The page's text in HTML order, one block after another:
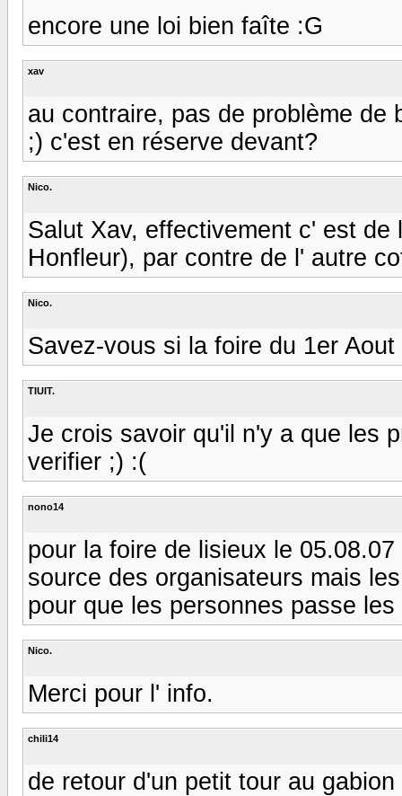
encore une loi bien faîte :G
xav
au contraire, pas de problème de
;) c'est en réserve devant?
Nico.
Salut Xav, effectivement c' est
Honfleur), par contre de l' autre
Nico.
Savez-vous si la foire du 1er
TIUIT.
Je crois savoir qu'il n'y a que les
verifier ;) :(
nono14
pour la foire de lisieux le
source des organisateurs mais
pour que les personnes passe
Nico.
Merci pour l' info.
chili14
de retour d'un petit tour au